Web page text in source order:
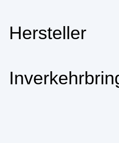
Hersteller